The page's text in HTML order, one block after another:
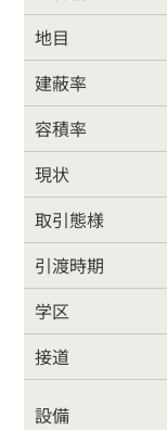
地目
建蔽率
容積率
現状
取引態様
引渡時期
学区
接道
設備